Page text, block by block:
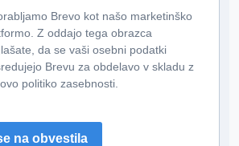
Brevo kot našo marketinško
Z oddajo tega obrazca
da se vaši osebni podatki
Brevu za obdelavo v skladu z
politiko zasebnosti.
na obvestila